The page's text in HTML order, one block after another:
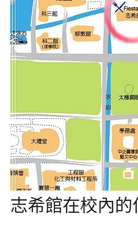
志希館在校內的